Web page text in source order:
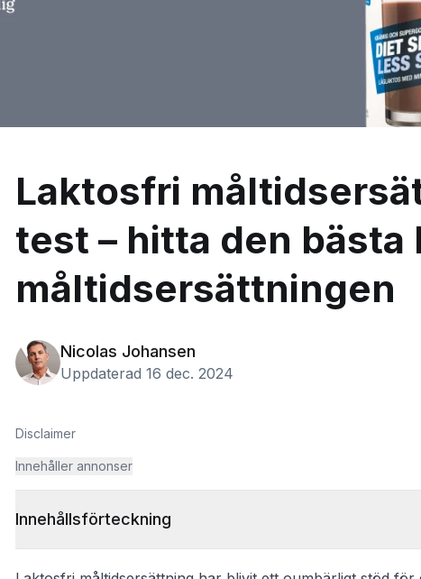
Laktosfri
test – hitta den bästa
måltidsersättningen
Nicolas Johansen
Uppdaterad 16 dec. 2024
Disclaimer
Innehåller annonser
Innehållsförteckning